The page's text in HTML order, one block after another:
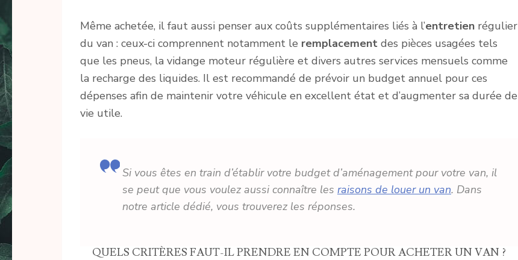
Même achetée, il faut aussi penser aux coûts supplémentaires liés à l’entretien régulier
du van : ceux-ci comprennent notamment le remplacement des pièces usagées tels
que les pneus, la vidange moteur régulière et divers autres services mensuels comme
la recharge des liquides. Il est recommandé de prévoir un budget annuel pour ces
dépenses afin de maintenir votre véhicule en excellent état et d’augmenter sa durée de
vie utile.
Si vous êtes en train d’établir votre budget d’aménagement pour votre van, il
se peut que vous voulez aussi connaître les raisons de louer un van. Dans
notre article dédié, vous trouverez les réponses.
QUELS CRITÈRES FAUT-IL PRENDRE EN COMPTE POUR ACHETER UN VAN ?